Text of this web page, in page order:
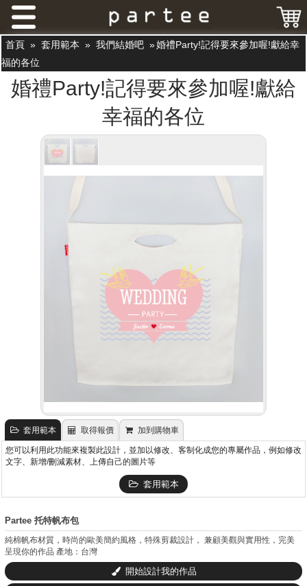
首頁 » 套用範本 » 我們結婚吧 »婚禮Party!記得要來參加喔!獻給幸
福的各位
婚禮Party!記得要來參加喔!獻給
幸福的各位
套用範本 取得報價 加到購物車
您可以利用此功能來複製此設計，並加以修改、客制化成您的專屬作品，例如修改
文字、新增/刪減素材、上傳自己的圖片等
套用範本
Partee 托特帆布包
純棉帆布材質，時尚的歐美簡約風格，特殊剪裁設計， 兼顧美觀與實用性，完美
呈現你的作品 產地：台灣
開始設計我的作品